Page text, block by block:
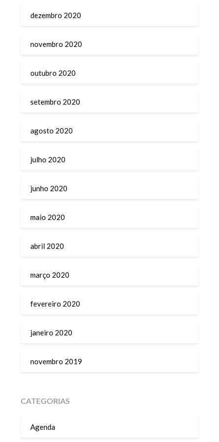
dezembro 2020
novembro 2020
outubro 2020
setembro 2020
agosto 2020
julho 2020
junho 2020
maio 2020
abril 2020
março 2020
fevereiro 2020
janeiro 2020
novembro 2019
CATEGORIAS
Agenda